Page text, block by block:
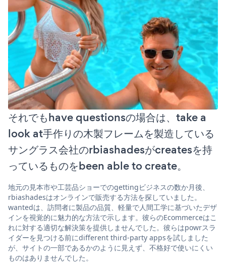
それでもhave questionsの場合は、take a
look at手作りの木製フレームを製造している
サングラス会社のrbiashadesがcreatesを持
っているものをbeen able to create。
地元の見本市や工芸品ショーでのgettingビジネスの数か月後、
rbiashadesはオンラインで販売する方法を探していました。
wantedは、訪問者に製品の品質、軽量で人間工学に基づいたデザ
インを視覚的に魅力的な方法で示します。彼らのEcommerceはこ
れに対する適切な解決策を提供しませんでした。彼らはpowrスラ
イダーを見つける前にdifferent third-party appsを試しました
が、サイトの一部であるかのように見えず、不格好で使いにくい
ものはありませんでした。